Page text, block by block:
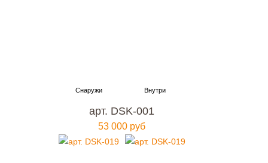
арт. DSK-001
53 000 руб